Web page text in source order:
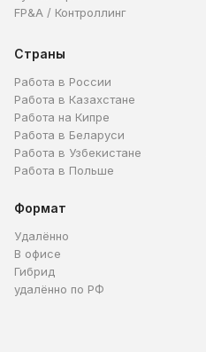
FP&A / Контроллинг
Страны
Работа в России
Работа в Казахстане
Работа на Кипре
Работа в Беларуси
Работа в Узбекистане
Работа в Польше
Формат
Удалённо
В офисе
Гибрид
удалённо по РФ